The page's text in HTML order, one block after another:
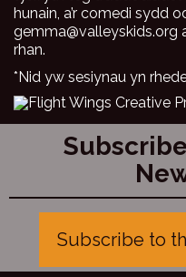
hunain, a’r comedi sydd
gemma@valleyskids.org
rhan.
*Nid yw sesiynau yn
Subscribe to